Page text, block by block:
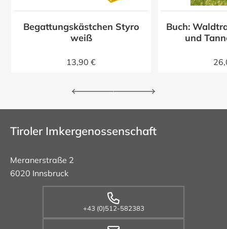
Begattungskästchen Styro
weiß
13,90 €
Buch:
und
Tiroler Imkergenossenschaft
Meranerstraße 2
6020 Innsbruck
+43 (0)512-582383